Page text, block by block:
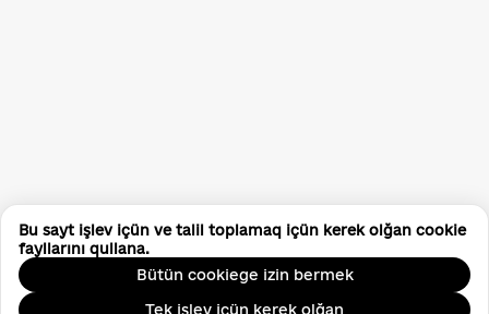
Bu sayt işlev içün ve talil toplamaq içün kerek olğan cookie
fayllarını qullana.
Bütün cookiege izin bermek
Tek işlev içün kerek olğan